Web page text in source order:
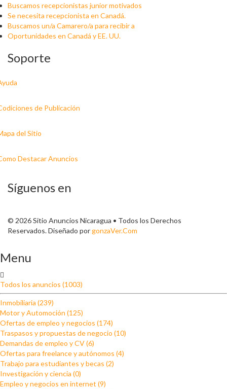
Buscamos recepcionistas junior motivados
Se necesita recepcionista en Canadá.
Buscamos un/a Camarero/a para recibir a
Oportunidades en Canadá y EE. UU.
Soporte
de Publicación
del Sitio
Destacar Anuncios
Síguenos en
© 2026 Sitio Anuncios Nicaragua • Todos los Derechos
Reservados. Diseñado porgonzaVer.Com
Menu
Todos los anuncios (1003)
Inmobiliaria (239)
Motor y Automoción (125)
Ofertas de empleo y negocios (174)
Traspasos y propuestas de negocio (10)
Demandas de empleo y CV (6)
Ofertas para freelance y autónomos (4)
Trabajo para estudiantes y becas (2)
Investigación y ciencia (0)
Empleo y negocios en internet (9)